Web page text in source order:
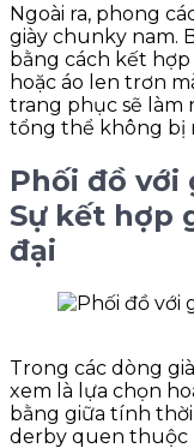
Ngoài ra, phong
giày chunky nam.
bằng cách kết
hoặc áo len trơn
trang phục sẽ làm
tổng thể không bị
Phối đồ với
Sự kết hợp
đại
Trong các dòng
xem là lựa chọn
bằng giữa tính
derby quen thuộc